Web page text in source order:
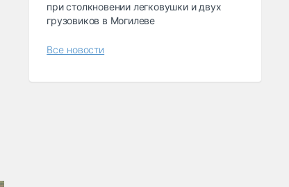
при столкновении легковушки и двух
грузовиков в Могилеве
Все новости